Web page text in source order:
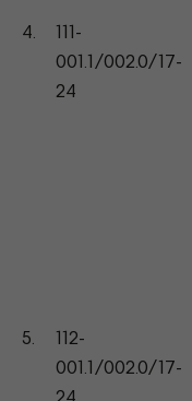
4.
111-
001.1/002.0/17-
24
5.
112-
001.1/002.0/17-